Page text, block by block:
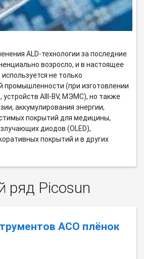
ALD-технологии за последние
возросло, и в настоящее
не только
промышленности (при изготовлении
устройствAIII-BV, МЭМС), но также
аккумулирования энергии,
покрытий для медицины,
диодов (OLED),
покрытий и в других
ряд Picosun
АСО плёнок